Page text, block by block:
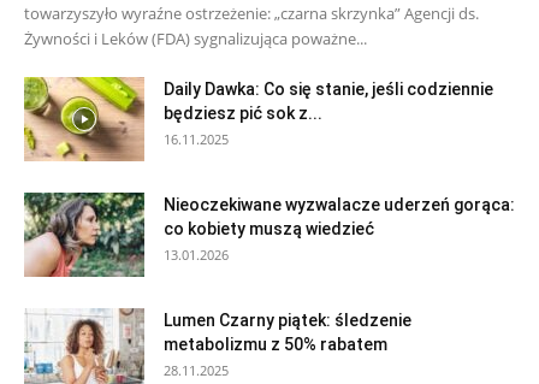
towarzyszyło wyraźne ostrzeżenie: „czarna skrzynka” Agencji ds.
Żywności i Leków (FDA) sygnalizująca poważne...
Daily Dawka: Co się stanie, jeśli codziennie
będziesz pić sok z...
16.11.2025
Nieoczekiwane wyzwalacze uderzeń gorąca:
co kobiety muszą wiedzieć
13.01.2026
Lumen Czarny piątek: śledzenie
metabolizmu z 50% rabatem
28.11.2025